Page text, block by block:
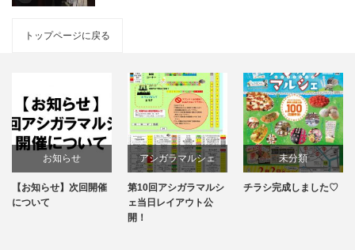
トップページに戻る
お知らせ
【お知らせ】次回開催
について
アシガラマルシェ
第10回アシガラマルシ
第10回アシガラマルシ
ェ当日レイアウト公
開！
未分類
チラシ完成しました♡